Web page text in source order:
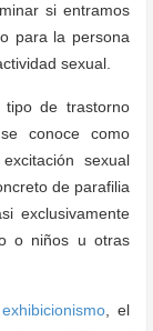
si entramos
para la persona
sexual.
tipo de trastorno
conoce como
sexual
de parafilia
exclusivamente
o niños u otras
exhibicionismo , el